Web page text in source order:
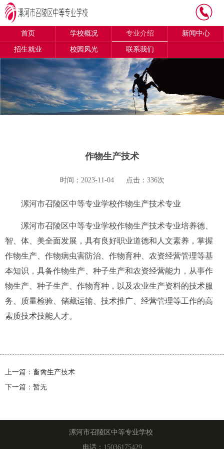
首页 学校概况 专业介绍 新闻中心
招生就业 校园风光 联系我们
作物生产技术
时间：2023-11-04 点击：336次
漯河市召陵区中等专业学校作物生产技术专业
漯河市召陵区中等专业学校作物生产技术专业培养德、
智、体、美全面发展，具有良好职业道德和人文素养，掌握
作物生产、作物病虫害防治、作物育种、农资经营管理等基
本知识，具备作物生产、种子生产和农资经营能力，从事作
物生产、种子生产、作物育种，以及农业生产资料的技术服
务、质量检验、储藏运输、技术推广、经营管理等工作的高
素质技术技能人才。
上一篇： 畜禽生产技术
下一篇： 暂无
漯河市召陵区中等专业学校
电话： 15036175429